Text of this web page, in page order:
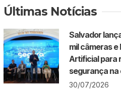
Últimas Notícias
Salvador
mil câmeras e
Artificial para
segurança na
30/07/2026